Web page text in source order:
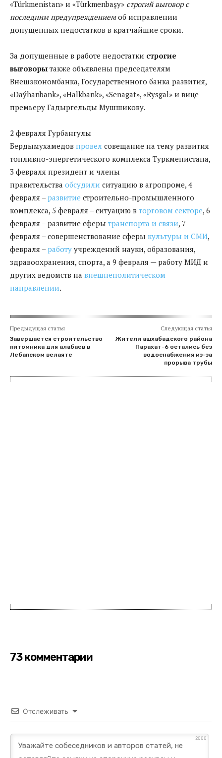
«Türkmenistan» и «Türkmenbaşy» строгий выговор с
последним предупреждениемоб исправлении
допущенных недостатков в кратчайшие сроки.
За допущенные в работе недостатки строгие
выговоры также объявлены председателям
Внешэкономбанка, Государственного банка развития,
«Daýhanbank», «Halkbank», «Senagat», «Rysgal» и вице-
премьеру Гадыргельды Мушшикову.
2 февраля Гурбангулы
Бердымухамедов провел совещание на тему развития
топливно-энергетического комплекса Туркменистана,
3 февраля президент и члены
правительства обсудили ситуацию в агропроме, 4
февраля – развитие строительно-промышленного
комплекса, 5 февраля – ситуацию в торговом секторе, 6
февраля – развитие сферы транспорта и связи, 7
февраля – совершенствование сферы культуры и СМИ,
февраля – работу учреждений науки, образования,
здравоохранения, спорта, а 9 февраля — работу МИД и
других ведомств на внешнеполитическом
направлении.
Предыдущая статья
Завершается строительство
питомника для алабаев в
Лебапском велаяте
Следующая статья
Жители ашхабадского района
Парахат-6 остались без
водоснабжения из-за
прорыва трубы
73 комментарии
Отслеживать
2000